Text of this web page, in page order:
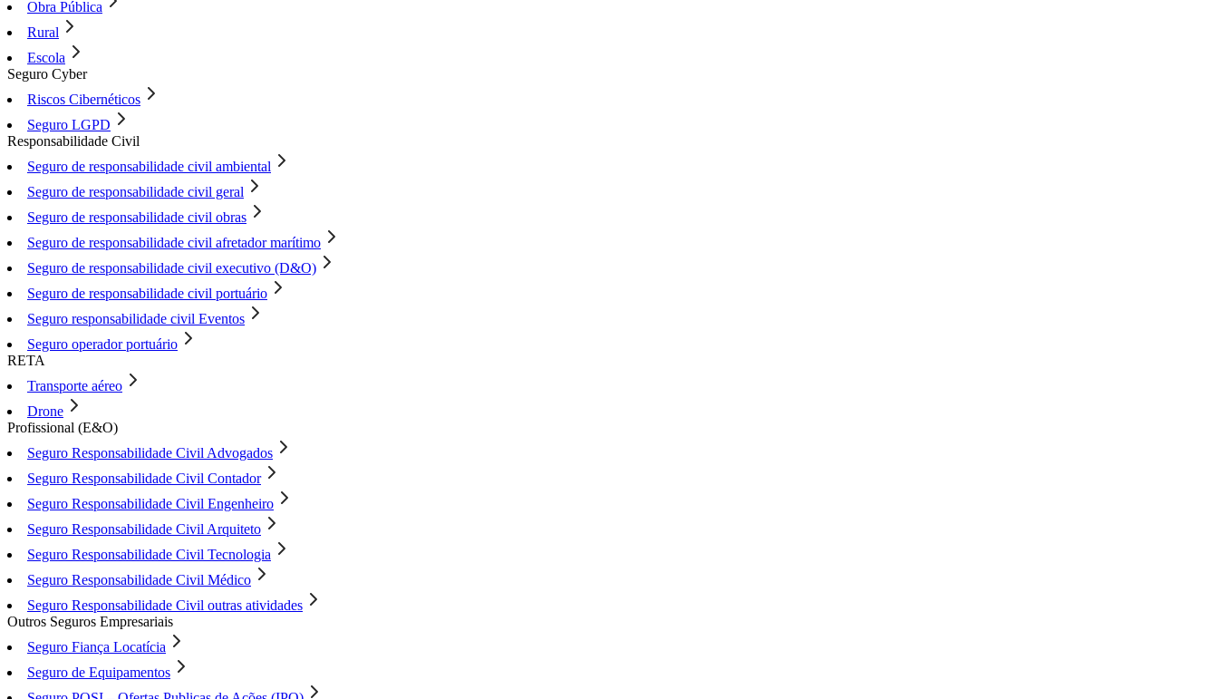
Obra Pública
Rural
Escola
Seguro Cyber
Riscos Cibernéticos
Seguro LGPD
Responsabilidade Civil
Seguro de responsabilidade civil ambiental
Seguro de responsabilidade civil geral
Seguro de responsabilidade civil obras
Seguro de responsabilidade civil afretador marítimo
Seguro de responsabilidade civil executivo (D&O)
Seguro de responsabilidade civil portuário
Seguro responsabilidade civil Eventos
Seguro operador portuário
RETA
Transporte aéreo
Drone
Profissional (E&O)
Seguro Responsabilidade Civil Advogados
Seguro Responsabilidade Civil Contador
Seguro Responsabilidade Civil Engenheiro
Seguro Responsabilidade Civil Arquiteto
Seguro Responsabilidade Civil Tecnologia
Seguro Responsabilidade Civil Médico
Seguro Responsabilidade Civil outras atividades
Outros Seguros Empresariais
Seguro Fiança Locatícia
Seguro de Equipamentos